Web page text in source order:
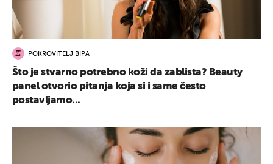
POKROVITELJ BIPA
Što je stvarno potrebno koži da zablista? Beauty
panel otvorio pitanja koja si i same često
postavljamo...